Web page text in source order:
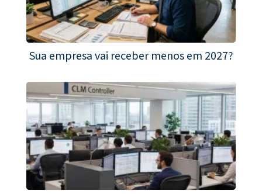
Sua empresa vai receber menos em 2027?